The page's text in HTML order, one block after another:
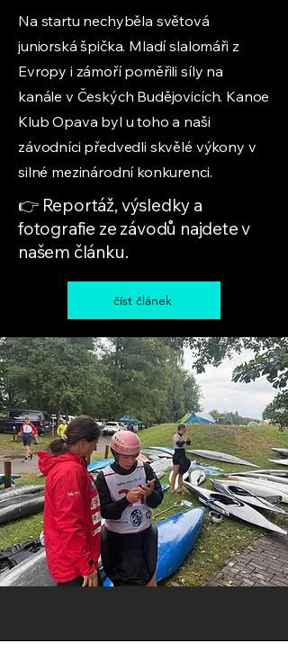
Na startu nechyběla světová
juniorská špička. Mladí slalomáři z
Evropy i zámoří poměřili síly na
kanále v Českých Budějovicích. Kanoe
Klub Opava byl u toho a naši
závodníci předvedli skvělé výkony v
silné mezinárodní konkurenci.
👉 Reportáž, výsledky a
fotografie ze závodů najdete v
našem článku.
číst článek